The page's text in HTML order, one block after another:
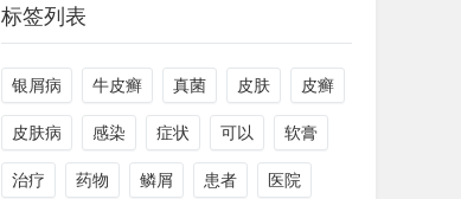
标签列表
银屑病 牛皮癣 真菌 皮肤 皮癣
皮肤病 感染 症状 可以 软膏
治疗 药物 鳞屑 患者 医院